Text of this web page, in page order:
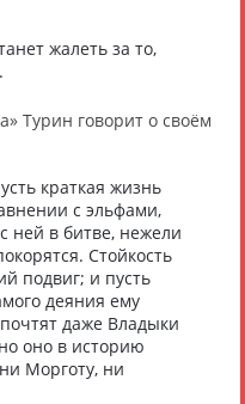
жалеть за то,
Турин говорит о своём
краткая жизнь
с эльфами,
ней в битве, нежели
Стойкость
подвиг; и пусть
деяния ему
даже Владыки
оно в историю
Морготу, ни